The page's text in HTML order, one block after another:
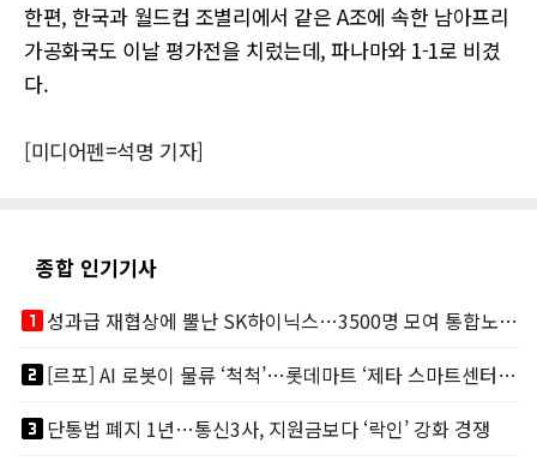
한편, 한국과 월드컵 조별리에서 같은 A조에 속한 남아프리
가공화국도 이날 평가전을 치렀는데, 파나마와 1-1로 비겼
다.
[미디어펜=석명 기자]
종합 인기기사
looks_one
성과급 재협상에 뿔난 SK하이닉스…3500명 모여 통합노조 띄운다
looks_two
[르포] AI 로봇이 물류 ‘척척’…롯데마트 ‘제타 스마트센터’ 가보니
looks_3단통법 폐지 1년…통신3사, 지원금보다 ‘락인’ 강화 경쟁